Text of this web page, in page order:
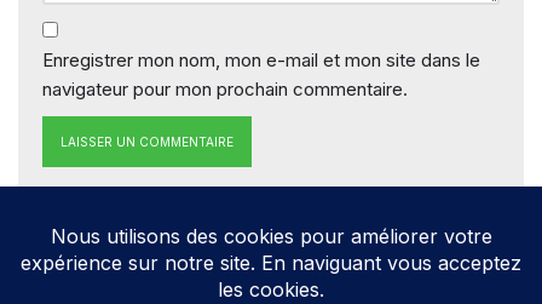
Enregistrer mon nom, mon e-mail et mon site dans le
navigateur pour mon prochain commentaire.
Neve| Propulsé parWordPress